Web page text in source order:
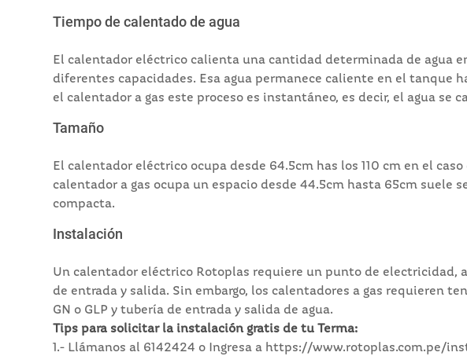
Tiempo de calentado de agua
El calentador eléctrico calienta una cantidad determinada de agua
diferentes capacidades. Esa agua permanece caliente en el tanque
el calentador a gas este proceso es instantáneo, es decir, el agua se
Tamaño
El calentador eléctrico ocupa desde 64.5cm has los 110 cm en el
calentador a gas ocupa un espacio desde 44.5cm hasta 65cm suele
compacta.
Instalación
Un calentador eléctrico Rotoplas requiere un punto de electricidad,
de entrada y salida. Sin embargo, los calentadores a gas requieren
GN o GLP y tubería de entrada y salida de agua.
Tips para solicitar la instalación gratis de tu Terma:
1.- Llámanos al 6142424 o Ingresa a https://www.rotoplas.com.pe/